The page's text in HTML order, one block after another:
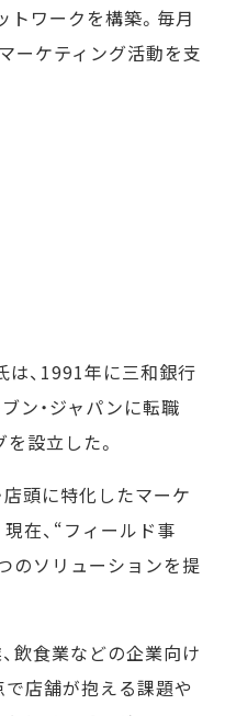
トワークを構築。毎月
ーケティング活動を支
、1991年に三和銀行
ン・ジャパンに転職
設立した。
店頭に特化したマーケ
在、“フィールド事
のソリューションを提
飲食業などの企業向け
店舗が抱える課題や